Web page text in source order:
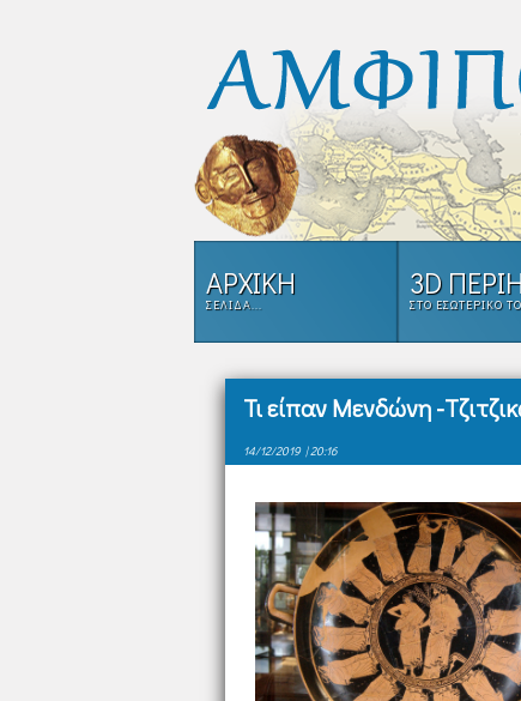
ΑΡΧΙΚΗ
ΣΕΛΊΔΑ...
3D
ΣΤΟ ΕΣΩΤΕΡΙΚΌ
Τι είπαν Μενδώνη -
14/12/2019 | 20:16